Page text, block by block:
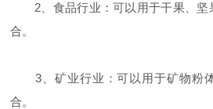
2、食品行业：可以用于干果、坚
合。
3、矿业行业：可以用于矿物粉
合。